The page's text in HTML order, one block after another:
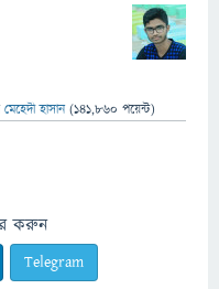
মেহেদী হাসান (141,860 পয়েন্ট)
করুন
Telegram